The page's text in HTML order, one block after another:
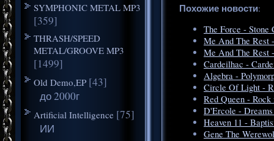
SYMPHONIC METAL MP3
[359]
THRASH/SPEED
METAL/GROOVE MP3
[1499]
Old Demo,EP [43]
до 2000г
Artificial Intelligence [75]
ИИ
Похожие новости:
The Force - Stone
Me And The Rest
Me And The Rest
Cardeilhac -
Algebra -
Circle Of Light -
Red Queen -
D'Ercole -
Heaven 11 -
Gene The